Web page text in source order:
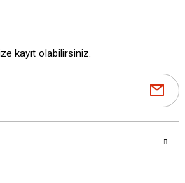
olmalı.
kayıt olabilirsiniz.